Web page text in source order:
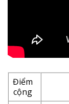
Điểm
cộng